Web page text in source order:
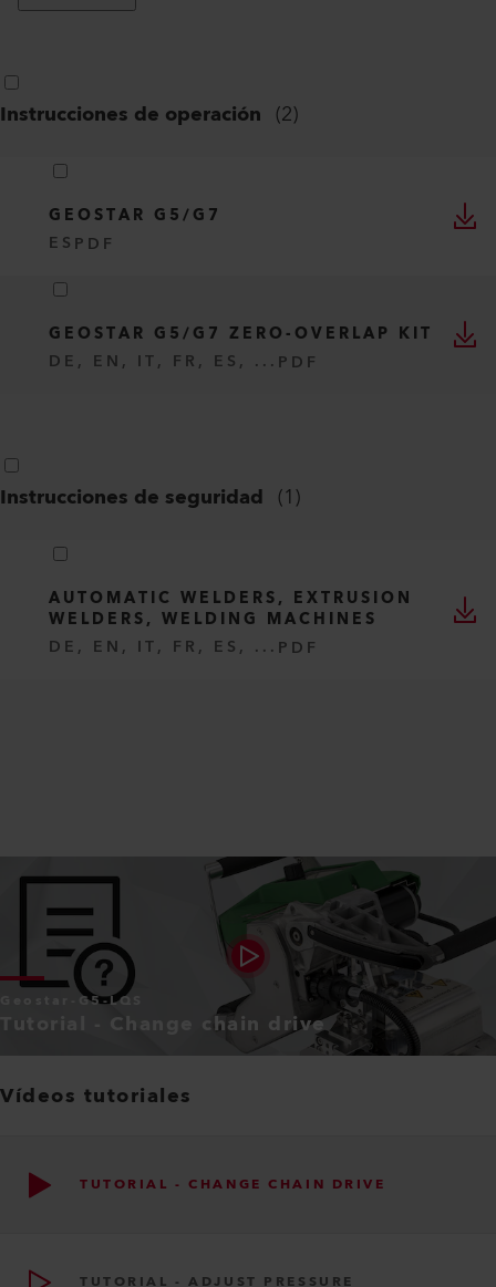
Instrucciones de operación (2)
GEOSTAR G5/G7
ES PDF
GEOSTAR G5/G7 ZERO-OVERLAP KIT
DE, EN, IT, FR, ES, ... PDF
Instrucciones de seguridad (1)
AUTOMATIC WELDERS, EXTRUSION
WELDERS, WELDING MACHINES
DE, EN, IT, FR, ES, ... PDF
Geostar-G5-LQS
Tutorial - Change chain drive
Vídeos tutoriales
TUTORIAL - CHANGE CHAIN DRIVE
TUTORIAL - ADJUST PRESSURE